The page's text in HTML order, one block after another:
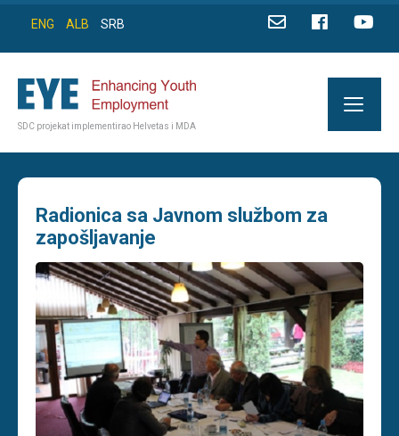
ENG ALB SRB
SDC projekat implementirao Helvetas i MDA
Radionica sa Javnom službom za
zapošljavanje